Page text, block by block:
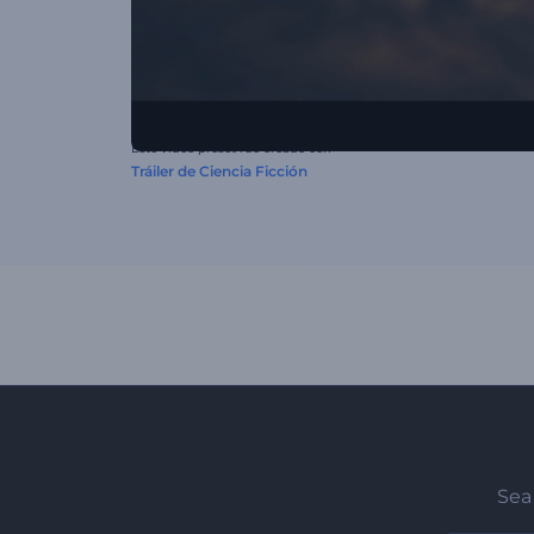
Este video preset fue creado con
Tráiler de Ciencia Ficción